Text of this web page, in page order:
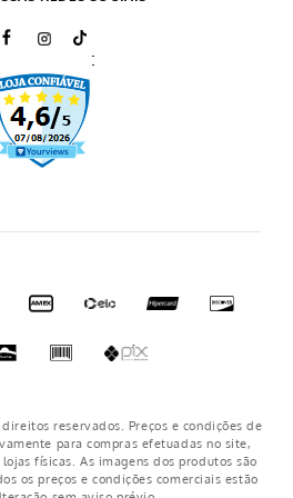
:
reservados. Preços e condições de
para compras efetuadas no site,
físicas. As imagens dos produtos são
os preços e condições comerciais estão